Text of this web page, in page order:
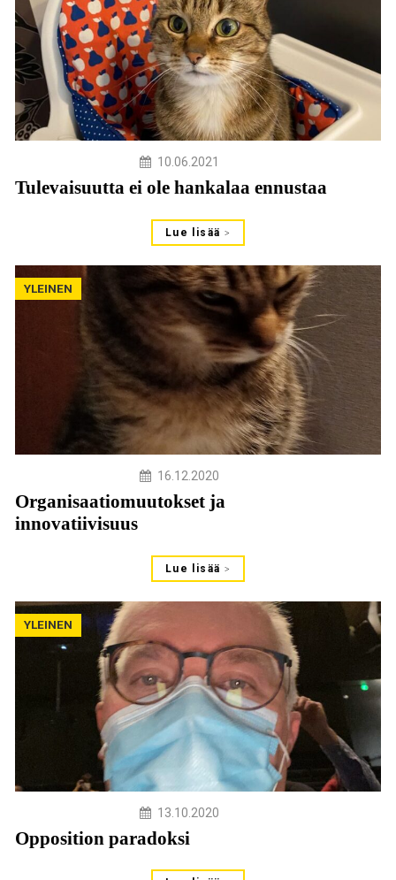
10.06.2021
Tulevaisuutta ei ole hankalaa ennustaa
Lue lisää
YLEINEN
16.12.2020
Organisaatiomuutokset ja
innovatiivisuus
Lue lisää
YLEINEN
13.10.2020
Opposition paradoksi